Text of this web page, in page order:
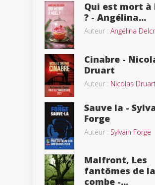
Qui est mort à
? - Angélina...
Auteur : Angélina
Cinabre -
Druart
Auteur : Nicolas
Sauve la -
Forge
Auteur : Sylvain Forge
Malfront, Les
fantômes de la
combe -...